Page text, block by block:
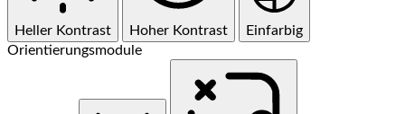
Heller Kontrast Hoher Kontrast
Einfarbig
Orientierungsmodule